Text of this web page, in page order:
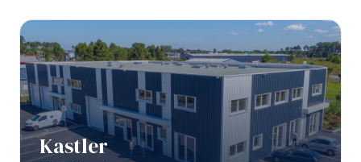
Kastler